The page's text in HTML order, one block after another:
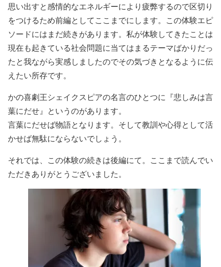
思い出すと感情的なエネルギーにより疲弊するので区切り
をつけるため前編としてここまでにします。この体験エピ
ソードにはまだ続きがあります。私が体験してきたことは
現在も起きている社会問題に当てはまるテーマばかりだっ
たと我ながら実感しましたのでその気づきとなるように伝
えたい所存です。
かの喜劇王シェイクスピアの名言のひとつに『悲しみは言
葉にだせ』というのがあります。
言葉にだせば物語となります。そして教訓や心得として活
かせば無駄にならないでしょう。
それでは、この体験の続きは後編にて。ここまで読んでい
ただきありがとうございました。